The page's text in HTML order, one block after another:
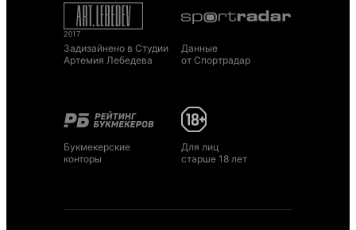
Задизайнено в Студии
Артемия Лебедева
Данные
от Спортрадар
Букмекерские
конторы
Для лиц
старше 18 лет